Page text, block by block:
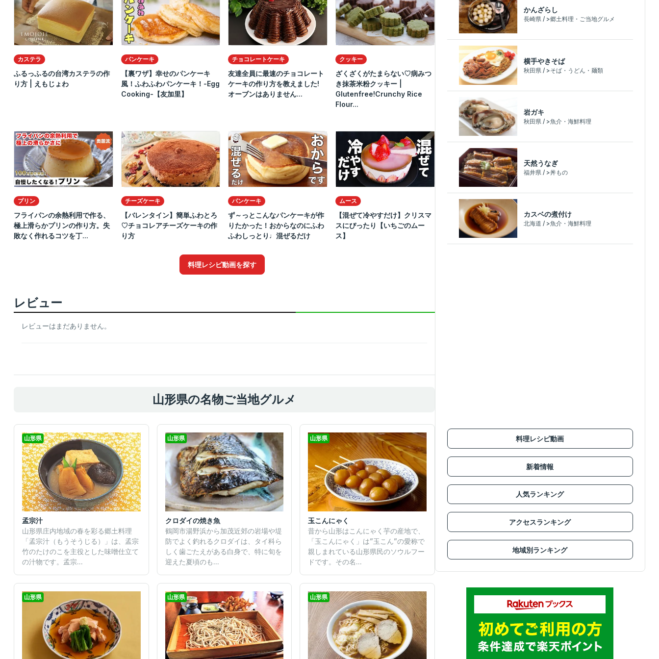
カステラ
ふるっふるの台湾カステラの作
り方 | えもじょわ
パンケーキ
【裏ワザ】幸せのパンケーキ
風！ふわふわパンケーキ！-Egg
Cooking-【友加里】
チョコレートケーキ
友達全員に最速のチョコレート
ケーキの作り方を教えました!
オーブンはありません...
クッキー
ざくざくがたまらない♡病みつ
き抹茶米粉クッキー |
Glutenfree!Crunchy Rice
Flour...
プリン
フライパンの余熱利用で作る、
極上滑らかプリンの作り方。失
敗なく作れるコツを丁...
チーズケーキ
【バレンタイン】簡単ふわとろ
♡チョコレアチーズケーキの作
り方
パンケーキ
ず～っとこんなパンケーキが作
りたかった！おからなのにふわ
ふわしっとり♩混ぜるだけ
ムース
【混ぜて冷やすだけ】クリスマ
スにぴったり【いちごのムー
ス】
料理レシピ動画を探す
レビュー
レビューはまだありません。
山形県の名物ご当地グルメ
山形県
孟宗汁
山形県庄内地域の春を彩る郷土料理
「孟宗汁（もうそうじる）」は、孟宗
竹のたけのこを主役とした味噌仕立て
の汁物です。​孟宗...
山形県
クロダイの焼き魚
鶴岡市湯野浜から加茂近郊の岩場や堤
防でよく釣れるクロダイは、タイ科ら
しく歯ごたえがある白身で、特に旬を
迎えた夏頃のも...
山形県
玉こんにゃく
昔から山形はこんにゃく芋の産地で、
「玉こんにゃく」は”玉こん”の愛称で
親しまれている山形県民のソウルフー
ドです。その名...
山形県 山形県 山形県
かんざらし
長崎県 / >郷土料理・ご当地グルメ
横手やきそば
秋田県 / >そば・うどん・麺類
岩ガキ
秋田県 / >魚介・海鮮料理
天然うなぎ
福井県 / >丼もの
カスベの煮付け
北海道 / >魚介・海鮮料理
料理レシピ動画
新着情報
人気ランキング
アクセスランキング
地域別ランキング